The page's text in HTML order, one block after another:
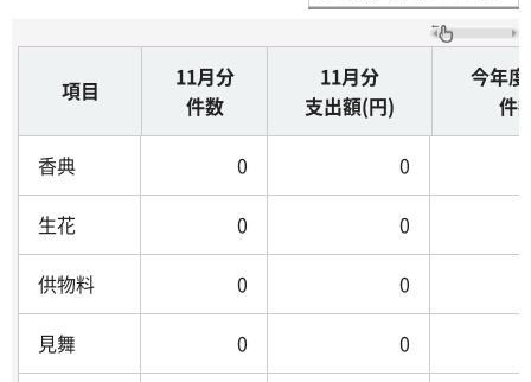
項目
11月分
件数
11月分
支出額(円)
今年
件
香典 0 0
生花 0 0
供物料 0 0
見舞 0 0